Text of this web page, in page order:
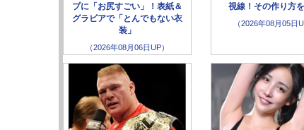
プに「お尻すごい」！表紙＆
グラビアで「とんでもない衣
装」
（2026年08月06日UP）
視線！その作り方
（2026年08月05日